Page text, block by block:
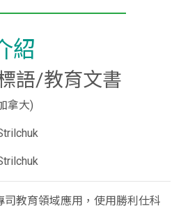
紹
語/教育文書
拿大)
教育領域應用，使用勝利仕科